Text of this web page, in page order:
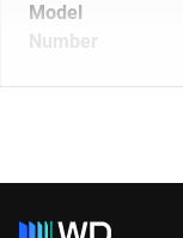
Model
Number